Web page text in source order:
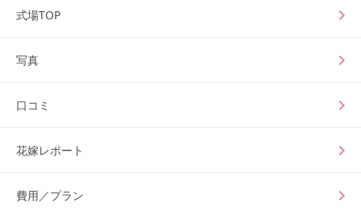
式場TOP
写真
口コミ
花嫁レポート
費用／プラン